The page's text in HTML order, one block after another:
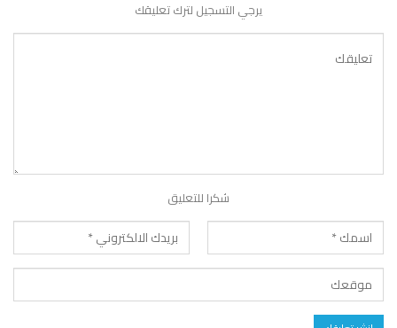
يرجي التسجيل لترك تعليقك
شكرا للتعليق